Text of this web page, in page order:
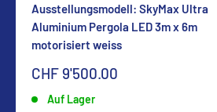
Ausstellungsmodell: SkyMax Ultra
Aluminium Pergola LED 3m x 6m
motorisiert weiss
Sonderpreis
CHF 9'500.00
Auf Lager